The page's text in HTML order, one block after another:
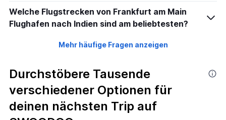
Welche Flugstrecken von Frankfurt am Main
Flughafen nach Indien sind am beliebtesten?
Mehr häufige Fragen anzeigen
Durchstöbere Tausende
verschiedener Optionen für
deinen nächsten Trip auf